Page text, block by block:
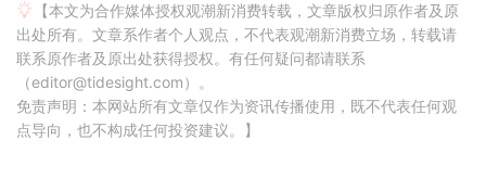
【本文为合作媒体授权观潮新消费转载，文章版权归原作者及原
出处所有。文章系作者个人观点，不代表观潮新消费立场，转载请
联系原作者及原出处获得授权。有任何疑问都请联系
（editor@tidesight.com）。
免责声明：本网站所有文章仅作为资讯传播使用，既不代表任何观
点导向，也不构成任何投资建议。】